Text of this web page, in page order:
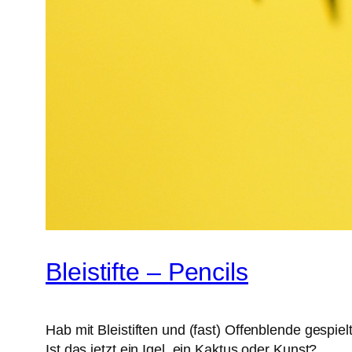
Bleistifte – Pencils
Hab mit Bleistiften und (fast) Offenblende